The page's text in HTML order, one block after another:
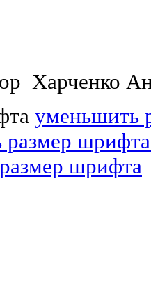
Харченко
уменьшить